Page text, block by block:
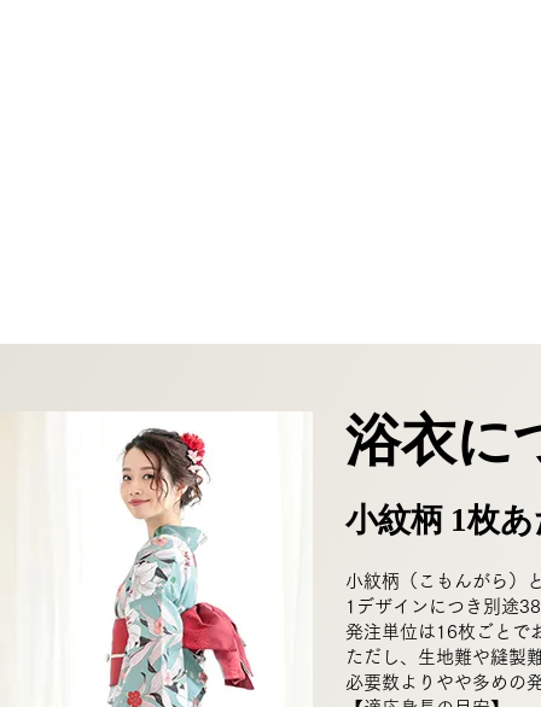
浴衣に
小紋柄 1枚
小紋柄（こもんがら）
1デザインにつき別途
発注単位は16枚ごとで
ただし、生地難や縫製
必要数よりやや多めの